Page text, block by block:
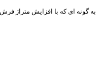
به گونه ای که با افزایش متراژ